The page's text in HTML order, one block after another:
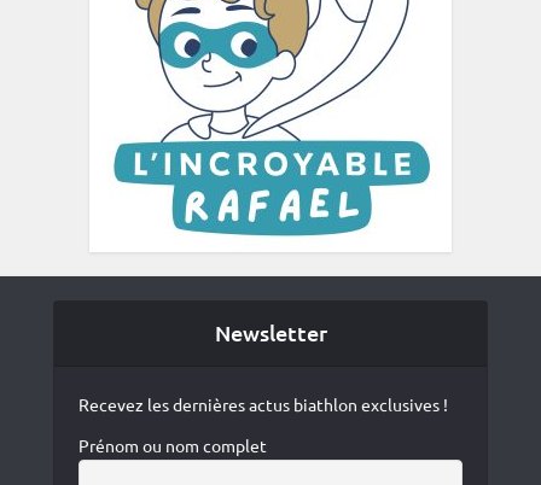
Newsletter
Recevez les dernières actus biathlon exclusives !
Prénom ou nom complet